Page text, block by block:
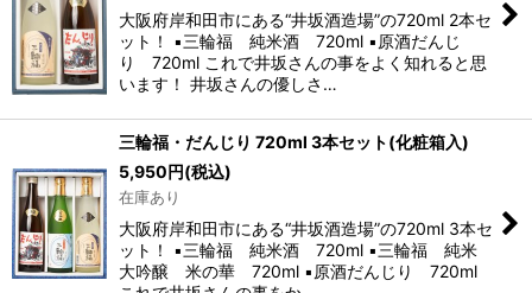
大阪府岸和田市にある“井坂酒造場”の720ml 2本セ
ット！ ▪三輪福 純米酒 720ml ▪原酒だんじ
り 720ml これで井坂さんの事をよく知れると思
います！ 井坂さんの優しさ…
三輪福・だんじり 720ml 3本セット(化粧箱入)
5,950円(税込)
在庫あり
大阪府岸和田市にある“井坂酒造場”の720ml 3本セ
ット！ ▪三輪福 純米酒 720ml ▪三輪福 純米
大吟醸 米の華 720ml ▪原酒だんじり 720ml